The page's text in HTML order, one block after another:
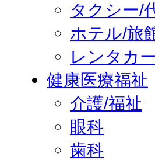
タクシー/
ホテル/旅
レンタカー
健康医療福祉
介護/福祉
眼科
歯科